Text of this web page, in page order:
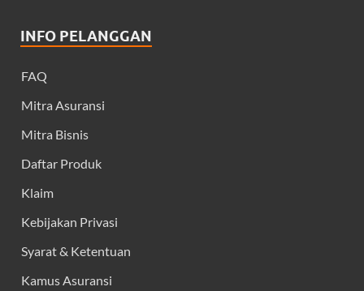
INFO PELANGGAN
FAQ
Mitra Asuransi
Mitra Bisnis
Daftar Produk
Klaim
Kebijakan Privasi
Syarat & Ketentuan
Kamus Asuransi